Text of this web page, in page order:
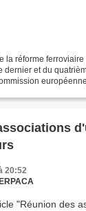
la réforme
dernier et du
20:52